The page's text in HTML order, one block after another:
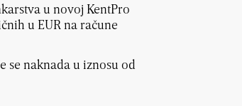
u novoj KentPro
u EUR na račune
se naknada u iznosu od